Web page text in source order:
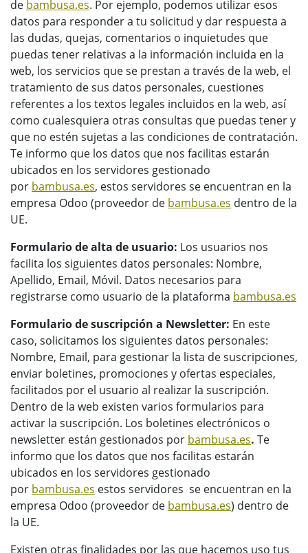
de bambusa.es. Por ejemplo, podemos utilizar esos
datos para responder a tu solicitud y dar respuesta a
las dudas, quejas, comentarios o inquietudes que
puedas tener relativas a la información incluida en la
web, los servicios que se prestan a través de la web, el
tratamiento de sus datos personales, cuestiones
referentes a los textos legales incluidos en la web, así
como cualesquiera otras consultas que puedas tener y
que no estén sujetas a las condiciones de contratación.
Te informo que los datos que nos facilitas estarán
ubicados en los servidores gestionado
por bambusa.es, estos servidores se encuentran en la
empresa Odoo (proveedor de bambusa.es dentro de la
UE.
Formulario de alta de usuario: Los usuarios nos
facilita los siguientes datos personales: Nombre,
Apellido, Email, Móvil. Datos necesarios para
registrarse como usuario de la plataforma bambusa.es
Formulario de suscripción a Newsletter: En este
caso, solicitamos los siguientes datos personales:
Nombre, Email, para gestionar la lista de suscripciones,
enviar boletines, promociones y ofertas especiales,
facilitados por el usuario al realizar la suscripción.
Dentro de la web existen varios formularios para
activar la suscripción. Los boletines electrónicos o
newsletter están gestionados por bambusa.es. Te
informo que los datos que nos facilitas estarán
ubicados en los servidores gestionado
por bambusa.es estos servidores se encuentran en la
empresa Odoo (proveedor de bambusa.es) dentro de
la UE.
Existen otras finalidades por las que hacemos uso tus